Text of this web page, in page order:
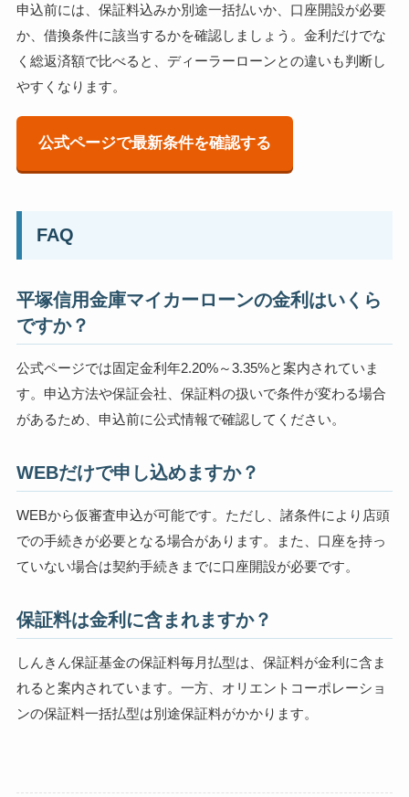
申込前には、保証料込みか別途一括払いか、口座開設が必要
か、借換条件に該当するかを確認しましょう。金利だけでな
く総返済額で比べると、ディーラーローンとの違いも判断し
やすくなります。
公式ページで最新条件を確認する
FAQ
平塚信用金庫マイカーローンの金利はいくら
ですか？
公式ページでは固定金利年2.20%～3.35%と案内されていま
す。申込方法や保証会社、保証料の扱いで条件が変わる場合
があるため、申込前に公式情報で確認してください。
WEBだけで申し込めますか？
WEBから仮審査申込が可能です。ただし、諸条件により店頭
での手続きが必要となる場合があります。また、口座を持っ
ていない場合は契約手続きまでに口座開設が必要です。
保証料は金利に含まれますか？
しんきん保証基金の保証料毎月払型は、保証料が金利に含ま
れると案内されています。一方、オリエントコーポレーショ
ンの保証料一括払型は別途保証料がかかります。